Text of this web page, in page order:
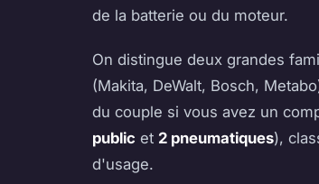
de la batterie ou du moteur.
On distingue deux grandes
(Makita, DeWalt, Bosch,
du couple si vous avez un
public et 2 pneumatiques),
d'usage.